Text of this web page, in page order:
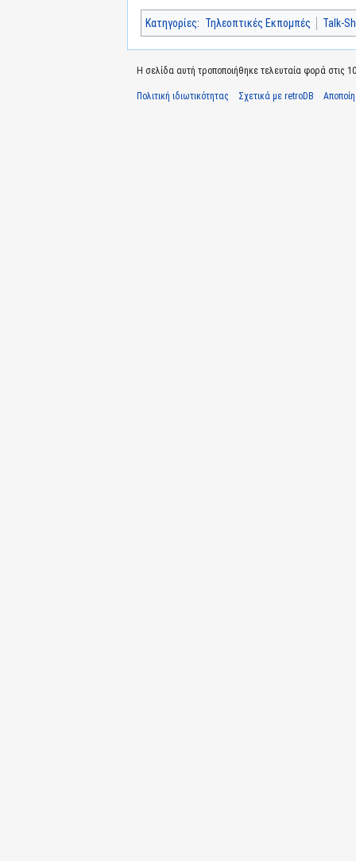
Κατηγορίες: Τηλεοπτικές Εκπομπές Talk-
Η σελίδα αυτή τροποποιήθηκε τελευταία φορά στις
Πολιτική ιδιωτικότητας Σχετικά με retroDB